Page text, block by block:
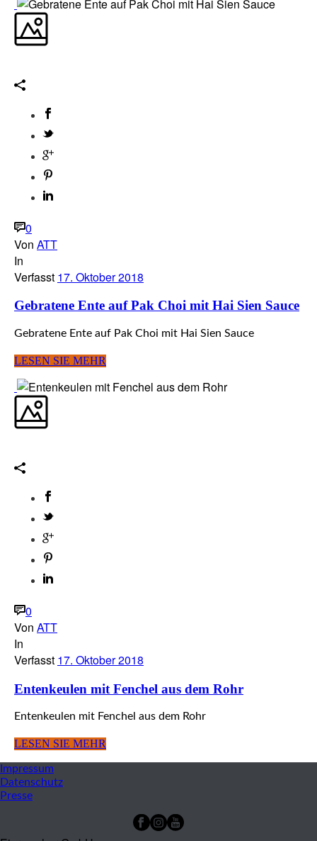
0
Von ATT
In
Verfasst 17. Oktober 2018
Gebratene Ente auf Pak Choi mit Hai Sien Sauce
Gebratene Ente auf Pak Choi mit Hai Sien Sauce
LESEN SIE MEHR
0
Von ATT
In
Verfasst 17. Oktober 2018
Entenkeulen mit Fenchel aus dem Rohr
Entenkeulen mit Fenchel aus dem Rohr
LESEN SIE MEHR
Impres­sum
Daten­schutz
Pres­se